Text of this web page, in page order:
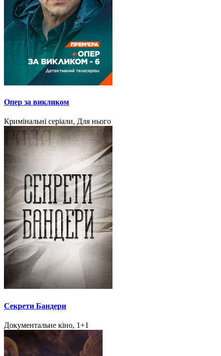
Опер за викликом
Кримінальні серіали, Для нього
Секрети Бандери
Документальне кіно, 1+1